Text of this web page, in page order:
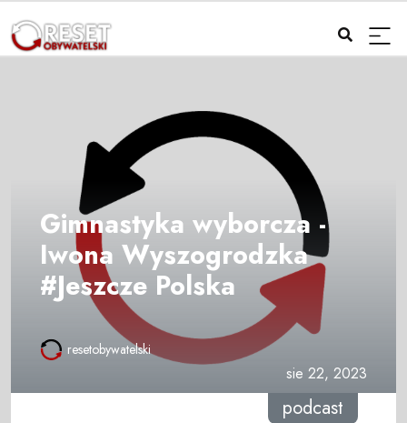
Gimnastyka wyborcza -
Iwona Wyszogrodzka
#Jeszcze Polska
resetobywatelski
sie 22, 2023
podcast